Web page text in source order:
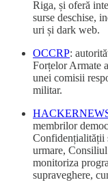
Riga, și oferă
surse deschise,
uri și dark web.
OCCRP:
Forțelor Armate
unei comisii
militar.
membrilor
Confidențialității
urmare,
monitoriza
supraveghere,